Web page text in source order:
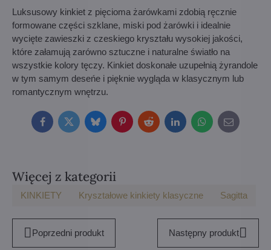
Luksusowy kinkiet z pięcioma żarówkami zdobią ręcznie
formowane części szklane, miski pod żarówki i idealnie
wycięte zawieszki z czeskiego kryształu wysokiej jakości,
które załamują zarówno sztuczne i naturalne światło na
wszystkie kolory tęczy. Kinkiet doskonałe uzupełnią żyrandole
w tym samym deseńe i pięknie wygląda w klasycznym lub
romantycznym wnętrzu.
FacebookTwitterBlueskyPinterestRedditLinkedInWhatsApp
E-
mail
Więcej z kategorii
KINKIETY Kryształowe kinkiety klasyczne Sagitta
Poprzedni produkt Następny produkt